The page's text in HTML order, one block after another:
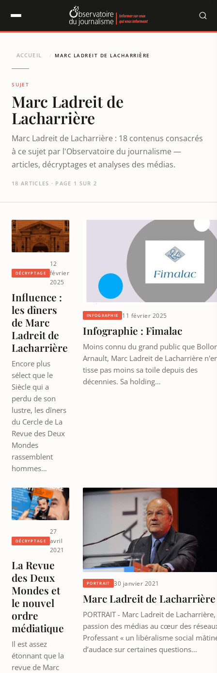
ACCUEIL / MARC LADREIT DE LACHARRIÈRE
SUJET
Marc Ladreit de
Lacharrière
Marc Ladreit de Lacharrière : 18 contenus consacrés
à ce sujet par l'Observatoire du journalisme —
articles, décryptages et analyses des médias.
18 ARTICLES · PAGE 1 SUR 2
DÉCRYPTAGE
12
février
2025
Influence :
les dîners
de Marc
Ladreit de
Lacharrière
Encore plus
sélect que le
Siècle qui a
perdu de son
lustre, les dîners
du Cercle de La
Revue des Deux
Mondes
rassemblent
hommes…
INFOGRAPHIE 11 février 2025
Infographie : Fimalac
Moins connu du grand public que
Arnault, Marc Ladreit de Lacharrière
tisse pas moins sa toile depuis des
décennies. Sa holding…
DÉCRYPTAGE
27
avril
2021
La Revue
des Deux
Mondes et
le nouvel
ordre
médiatique
Il est assez
étonnant que la
revue de Marc
PORTRAIT 30 janvier 2021
Marc Ladreit de Lacharrière
PORTRAIT - Marc Ladreit de
passion des médias au cœur des
Professant « un libéralisme social
d’audace sur certaines questions…
Panneau de gestion des cookies